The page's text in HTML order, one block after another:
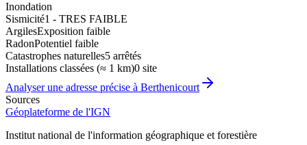
Inondation
Sismicité1 - TRES FAIBLE
ArgilesExposition faible
RadonPotentiel faible
Catastrophes naturelles5 arrêtés
Installations classées (≈ 1 km)0 site
Analyser une adresse précise à Berthenicourt
Sources
Géoplateforme de l'IGN
Institut national de l'information géographique et forestière